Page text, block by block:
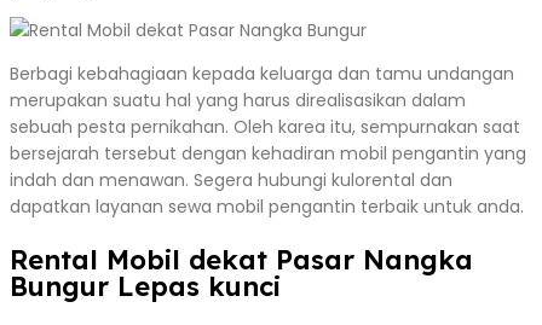
Berbagi kebahagiaan kepada keluarga dan tamu undangan
merupakan suatu hal yang harus direalisasikan dalam
sebuah pesta pernikahan. Oleh karea itu, sempurnakan saat
bersejarah tersebut dengan kehadiran mobil pengantin yang
indah dan menawan. Segera hubungi kulorental dan
dapatkan layanan sewa mobil pengantin terbaik untuk anda.
Rental Mobil dekat Pasar Nangka
Bungur Lepas kunci